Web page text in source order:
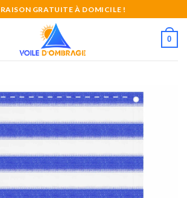
GRATUITE À DOMICILE !
0